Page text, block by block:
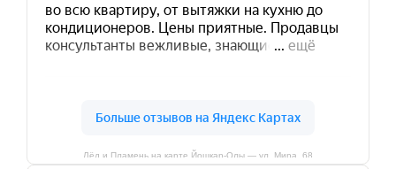
Лёд и Пламень на карте Йошкар‑Олы — ул. Мира, 68